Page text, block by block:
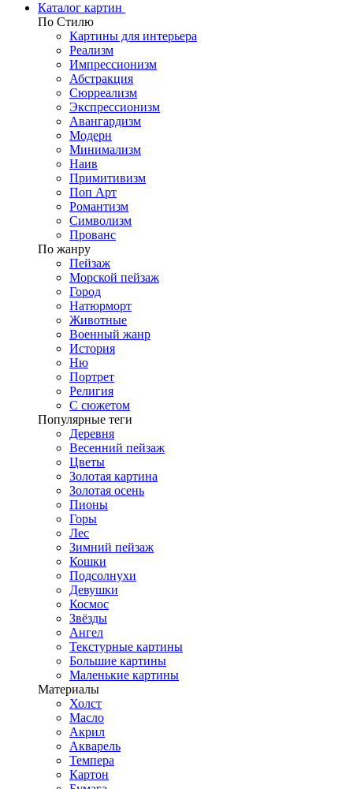
Каталог картин
По Стилю
Картины для интерьера
Реализм
Импрессионизм
Абстракция
Сюрреализм
Экспрессионизм
Авангардизм
Модерн
Минимализм
Наив
Примитивизм
Поп Арт
Романтизм
Символизм
Прованс
По жанру
Пейзаж
Морской пейзаж
Город
Натюрморт
Животные
Военный жанр
История
Ню
Портрет
Религия
С сюжетом
Популярные теги
Деревня
Весенний пейзаж
Цветы
Золотая картина
Золотая осень
Пионы
Горы
Лес
Зимний пейзаж
Кошки
Подсолнухи
Девушки
Космос
Звёзды
Ангел
Текстурные картины
Большие картины
Маленькие картины
Материалы
Холст
Масло
Акрил
Акварель
Темпера
Картон